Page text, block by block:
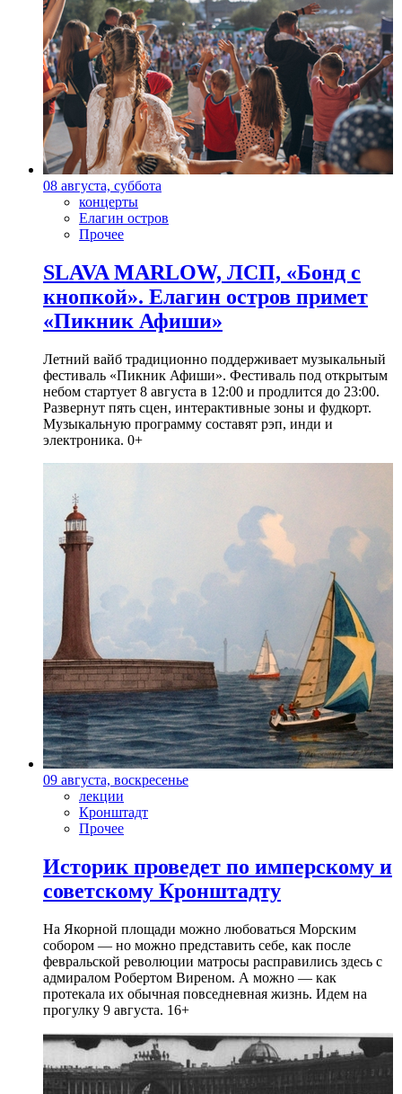
08 августа, суббота
концерты
Елагин остров
Прочее
SLAVA MARLOW, ЛСП, «Бонд с
кнопкой». Елагин остров примет
«Пикник Афиши»
Летний вайб традиционно поддерживает музыкальный
фестиваль «Пикник Афиши». Фестиваль под открытым
небом стартует 8 августа в 12:00 и продлится до 23:00.
Развернут пять сцен, интерактивные зоны и фудкорт.
Музыкальную программу составят рэп, инди и
электроника. 0+
09 августа, воскресенье
лекции
Кронштадт
Прочее
Историк проведет по имперскому и
советскому Кронштадту
На Якорной площади можно любоваться Морским
собором — но можно представить себе, как после
февральской революции матросы расправились здесь с
адмиралом Робертом Виреном. А можно — как
протекала их обычная повседневная жизнь. Идем на
прогулку 9 августа. 16+